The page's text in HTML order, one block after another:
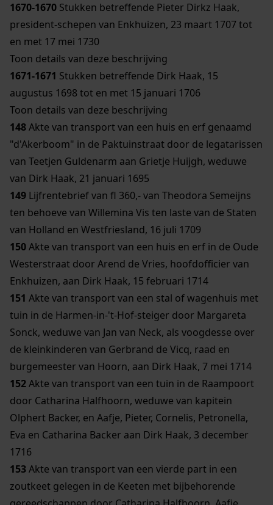
1670-1670 Stukken betreffende Pieter Dirkz Haak,
president-schepen van Enkhuizen, 23 maart 1707 tot
en met 17 mei 1730
Toon details van deze beschrijving
1671-1671 Stukken betreffende Dirk Haak, 15
augustus 1698 tot en met 15 januari 1706
Toon details van deze beschrijving
148Akte van transport van een huis en erf genaamd
"d'Akerboom" in de Paktuinstraat door de legatarissen
van Teetjen Guldenarm aan Grietje Huijgh, weduwe
van Dirk Haak, 21 januari 1695
149 Lijfrentebrief van fl 360,- van Theodora Semeijns
ten behoeve van Willemina Vis ten laste van de Staten
van Holland en Westfriesland, 16 juli 1709
150Akte van transport van een huis en erf in de Oude
Westerstraat door Arend de Vries, hoofdofficier van
Enkhuizen, aan Dirk Haak, 15 februari 1714
151 Akte van transport van een stal of wagenhuis met
tuin in de Harmen-in-'t-Hof-steiger door Margareta
Sonck, weduwe van Jan van Neck, als voogdesse over
de kleinkinderen van Gerbrand de Vicq, raad en
burgemeester van Hoorn, aan Dirk Haak, 7 mei 1714
152Akte van transport van een tuin in de Raampoort
door Catharina Halfhoorn, weduwe van kapitein
Olphert Backer, en Aafje, Pieter, Cornelis, Petronella,
Eva en Catharina Backer aan Dirk Haak, 3 december
1716
153Akte van transport van een vierde part in een
zoutkeet gelegen in de Keeten met bijbehorende